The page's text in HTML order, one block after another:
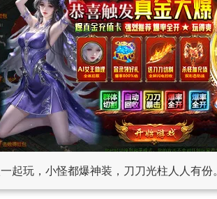
起玩，小怪都爆神装，刀刀光柱人人有份。